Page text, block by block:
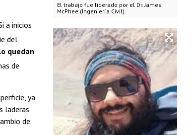
El trabajo fue liderado por el Dr. James
McPhee (Ingeniería Civil).
a inicios
del
quedan
de
ya
laderas
de